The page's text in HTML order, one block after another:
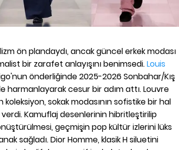
ön plandaydı, ancak güncel erkek modası
bir zarafet anlayışını benimsedi.Louis
önderliğinde 2025-2026 Sonbahar/Kış
harmanlayarak cesur bir adım attı. Louvre
sokak modasının sofistike bir hal
Kamuflaj desenlerinin hibritleştirilip
geçmişin pop kültür izlerini lüks
sağladı. Dior Homme, klasik H siluetini